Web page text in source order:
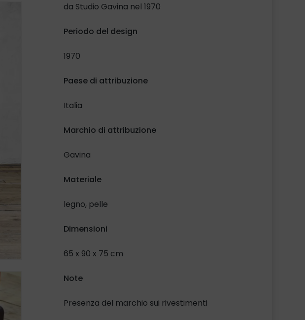
Confermo di aver letto e compreso l'
selezionando la casella di controllo:
servizi attraverso modalità automatizzate di
da Studio Gavina nel 1970
Periodo del design
1970
Paese di attribuzione
Italia
Marchio di attribuzione
Gavina
Materiale
legno, pelle
Dimensioni
65 x 90 x 75 cm
Note
Presenza del marchio sui rivestimenti